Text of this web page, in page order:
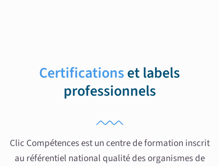
Certificationset labels
professionnels
Clic Compétences est un centre de formation inscrit
au référentiel national qualité des organismes de